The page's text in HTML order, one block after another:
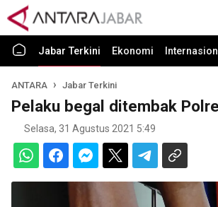
Jabar Terkini Ekonomi
ANTARA Jabar Terkini
Pelaku begal ditembak
Selasa, 31 Agustus 2021 5:49